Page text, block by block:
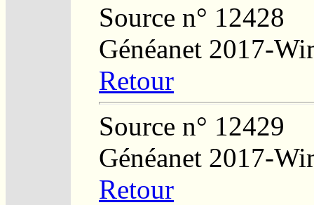
Source n° 12428
Généanet 2017-
Retour
Source n° 12429
Généanet 2017-
Retour